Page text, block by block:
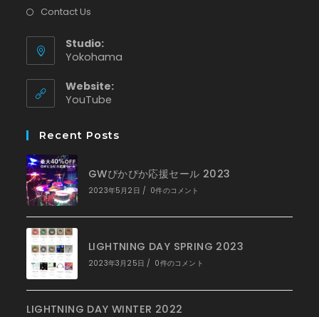
Contact Us
Studio:
Yokohama
Website:
YouTube
タ
開
く
Recent Posts
GWぴかぴか応援セール 2023
2023年5月2日 / 0件のコメント
LIGHTNING DAY SPRING 2023
2023年3月25日 / 0件のコメント
LIGHTNING DAY WINTER 2022